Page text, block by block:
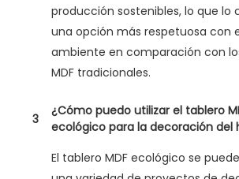
producción sostenibles, lo que lo
una opción más respetuosa con
ambiente en comparación con
MDF tradicionales.
3
¿Cómo puedo utilizar el tablero
ecológico para la decoración del
El tablero MDF ecológico se